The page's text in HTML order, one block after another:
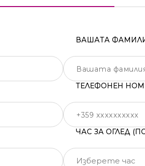
ВАШАТА
ТЕЛЕФОНЕН
ЧАС ЗА ОГЛЕД
Изберете час